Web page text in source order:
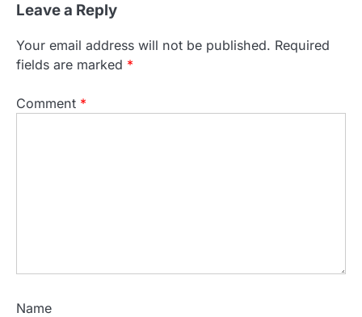
Leave a Reply
Your email address will not be published. Required
fields are marked *
Comment *
Name